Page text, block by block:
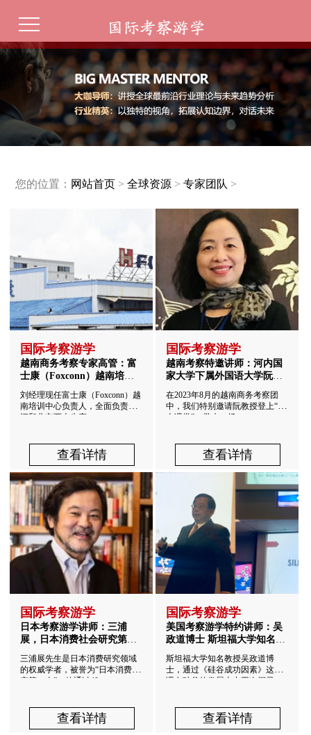
您的位置： 网站首页> 全球资源> 专家团队 >
国际考察游学
越南商务考察专家高管：富
士康（Foxconn）越南培训
中心刘经理！
刘经理现任富士康（Foxconn）越
南培训中心负责人，全面负责北
江和北宁两大生产...
查看详情
国际考察游学
越南考察特邀讲师：河内国
家大学下属外国语大学阮教
授
在2023年8月的越南商务考察团
中，我们特别邀请阮教授登上“巴
士课堂”，带来一场...
查看详情
国际考察游学
日本考察游学讲师：三浦
展，日本消费社会研究第一
人！
三浦展先生是日本消费研究领域
的权威学者，被誉为“日本消费研
查看详情
国际考察游学
美国考察游学特约讲师：吴
政道博士 斯坦福大学知名教
授
斯坦福大学知名教授吴政道博
士，通过《硅谷成功因素》这堂
查看详情